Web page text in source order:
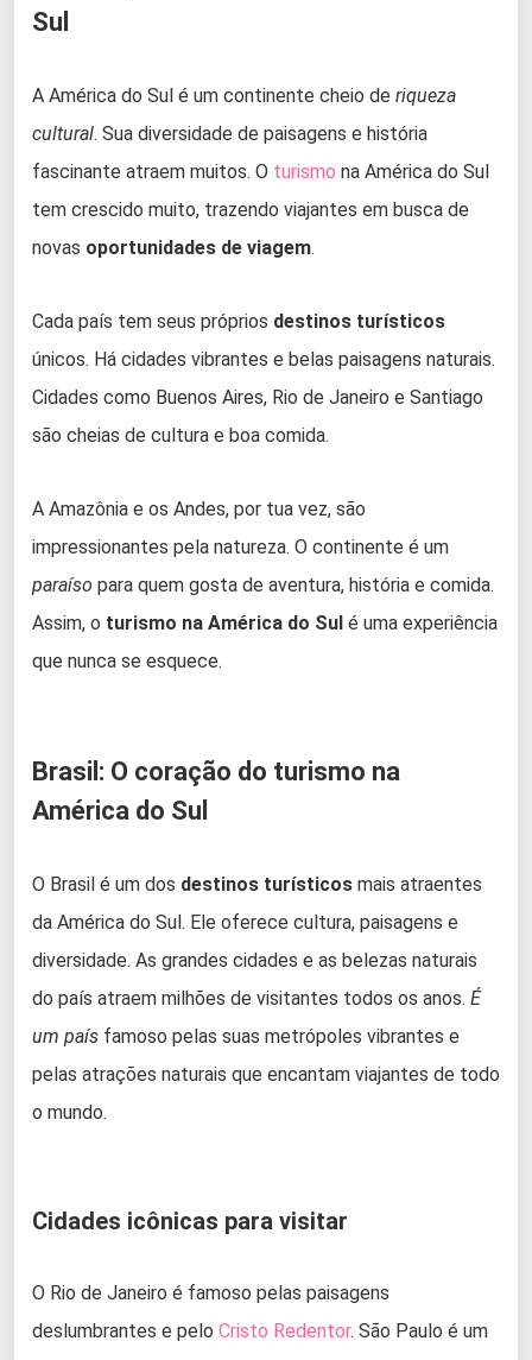
Sul
A América do Sul é um continente cheio de riqueza
cultural. Sua diversidade de paisagens e história
fascinante atraem muitos. O turismo na América do Sul
tem crescido muito, trazendo viajantes em busca de
novas oportunidades de viagem.
Cada país tem seus próprios destinos turísticos
únicos. Há cidades vibrantes e belas paisagens naturais.
Cidades como Buenos Aires, Rio de Janeiro e Santiago
são cheias de cultura e boa comida.
A Amazônia e os Andes, por tua vez, são
impressionantes pela natureza. O continente é um
paraíso para quem gosta de aventura, história e comida.
Assim, o turismo na América do Sul é uma experiência
que nunca se esquece.
Brasil: O coração do turismo na
América do Sul
O Brasil é um dos destinos turísticos mais atraentes
da América do Sul. Ele oferece cultura, paisagens e
diversidade. As grandes cidades e as belezas naturais
do país atraem milhões de visitantes todos os anos. É
um país famoso pelas suas metrópoles vibrantes e
pelas atrações naturais que encantam viajantes de todo
o mundo.
Cidades icônicas para visitar
O Rio de Janeiro é famoso pelas paisagens
deslumbrantes e pelo Cristo Redentor. São Paulo é um